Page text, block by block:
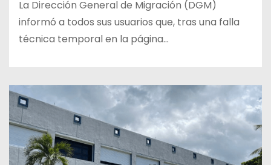
La Dirección General de Migración (DGM)
informó a todos sus usuarios que, tras una falla
técnica temporal en la página…